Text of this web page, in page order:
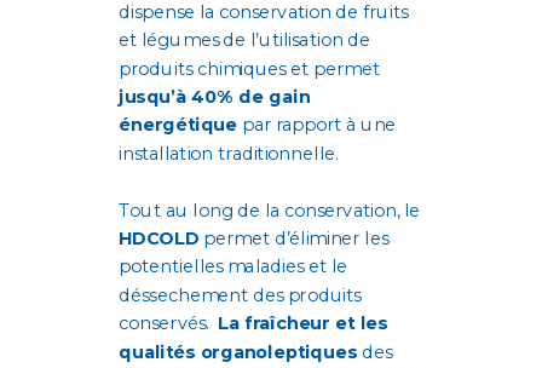
dispense la conservation de fruits
et légumes de l’utilisation de
produits chimiques et permet
jusqu’à 40% de gain
énergétique par rapport à une
installation traditionnelle.
Tout au long de la conservation, le
HDCOLD permet d’éliminer les
potentielles maladies et le
déssechement des produits
conservés. La fraîcheur et les
qualités organoleptiques des